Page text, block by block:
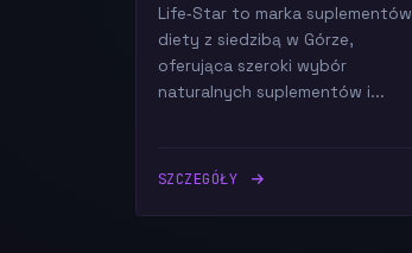
Life‑Star to marka suplementów
diety z siedzibą w Górze,
oferująca szeroki wybór
naturalnych suplementów i...
SZCZEGÓŁY